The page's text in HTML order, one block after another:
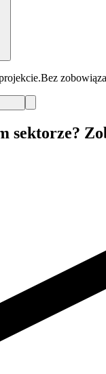
Bez
sektorze?